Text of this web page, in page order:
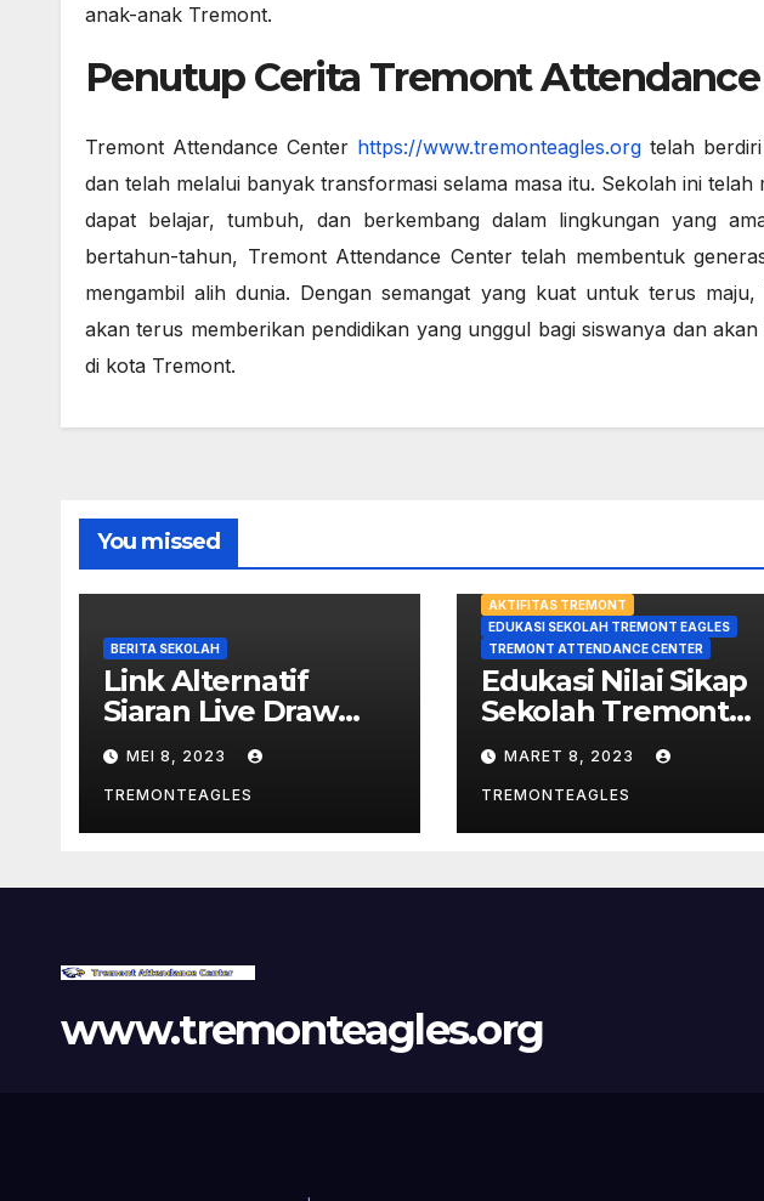
anak-anak Tremont.
Penutup Cerita Tremont
Tremont Attendance Center https://www.tremonteagles.orgtelah berdiri
dan telah melalui banyak transformasi selama masa itu. Sekolah ini telah
dapat belajar, tumbuh, dan berkembang dalam lingkungan yang
bertahun-tahun, Tremont Attendance Center telah membentuk
mengambil alih dunia. Dengan semangat yang kuat untuk terus
akan terus memberikan pendidikan yang unggul bagi siswanya dan
di kota Tremont.
You missed
BERITA SEKOLAH
Link Alternatif
Siaran Live Draw
SGP Di Situs
violinsofhopelou.co
m
MEI 8, 2023
TREMONTEAGLES
AKTIFITAS TREMONT
EDUKASI SEKOLAH TREMONT EAGLES
TREMONT ATTENDANCE CENTER
Edukasi Nilai Sikap
Sekolah Tremont
Eagles
MARET 8, 2023
TREMONTEAGLES
www.tremonteagles.org